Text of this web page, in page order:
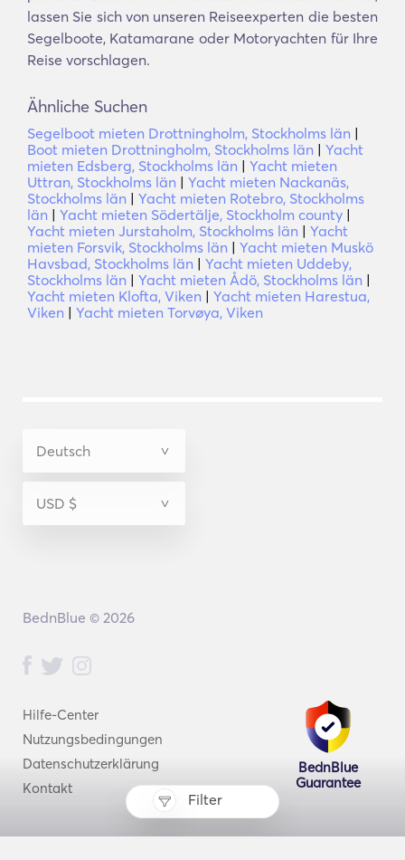
Filter
lassen Sie sich von unseren Reiseexperten die besten
Segelboote, Katamarane oder Motoryachten für Ihre
Reise vorschlagen.
Ähnliche Suchen
Segelboot mieten Drottningholm, Stockholms län |
Boot mieten Drottningholm, Stockholms län | Yacht
mieten Edsberg, Stockholms län | Yacht mieten
Uttran, Stockholms län | Yacht mieten Nackanäs,
Stockholms län | Yacht mieten Rotebro, Stockholms
län | Yacht mieten Södertälje, Stockholm county |
Yacht mieten Jurstaholm, Stockholms län | Yacht
mieten Forsvik, Stockholms län | Yacht mieten Muskö
Havsbad, Stockholms län | Yacht mieten Uddeby,
Stockholms län | Yacht mieten Ådö, Stockholms län |
Yacht mieten Klofta, Viken | Yacht mieten Harestua,
Viken | Yacht mieten Torvøya, Viken
Hilfe-Center
Nutzungsbedingungen
Datenschutzerklärung
Kontakt
BednBlue
Guarantee
BednBlue © 2026